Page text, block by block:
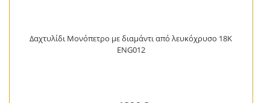
Δαχτυλίδι Μονόπετρο με διαμάντι από λευκόχρυσο 18Κ
ENG012